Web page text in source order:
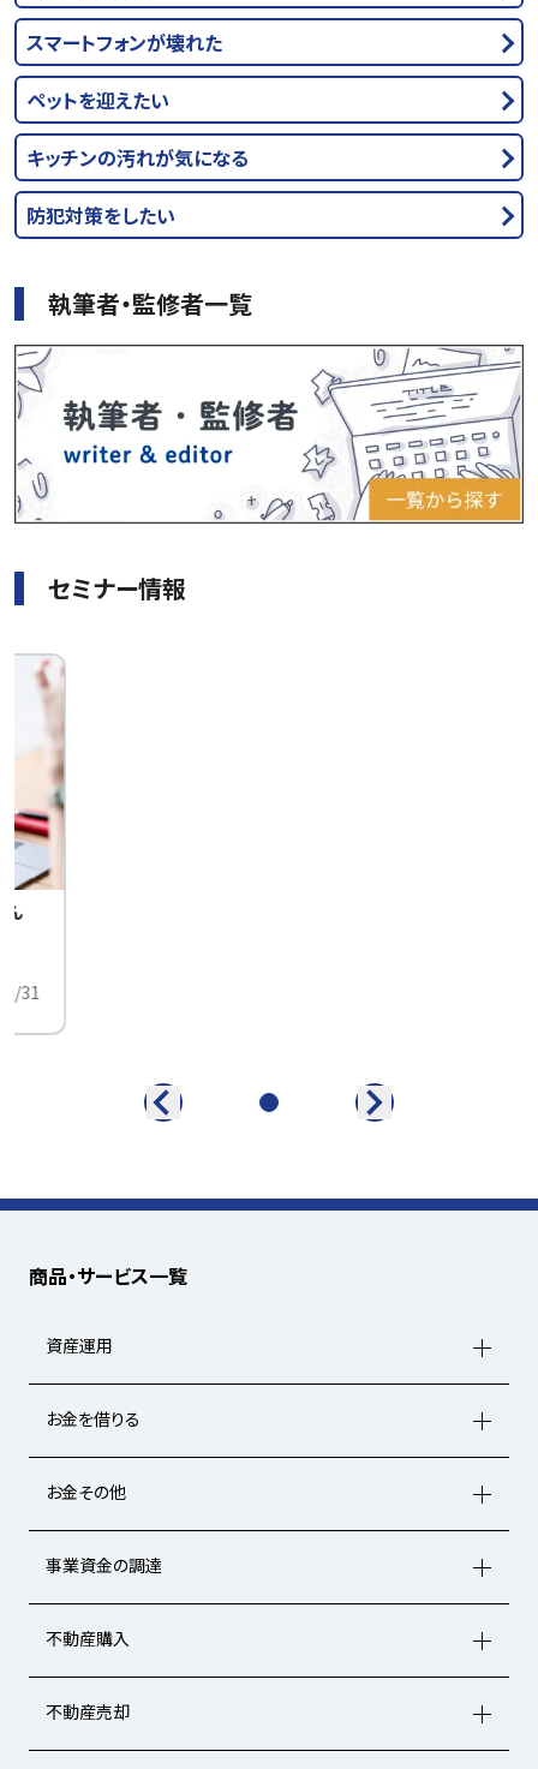
スマートフォンが壊れた
ペットを迎えたい
キッチンの汚れが気になる
防犯対策をしたい
執筆者・監修者一覧
セミナー情報
ん
31
商品・サービス一覧
資産運用
お金を借りる
お金その他
事業資金の調達
不動産購入
不動産売却